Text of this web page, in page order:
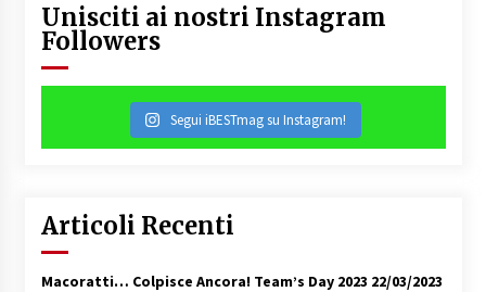
Unisciti ai nostri Instagram
Followers
Segui iBESTmag su Instagram!
Articoli Recenti
Macoratti… Colpisce Ancora! Team’s Day 2023 22/03/2023